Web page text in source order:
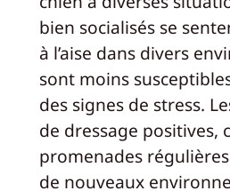
bien socialisés se
à l’aise dans divers
sont moins
des signes de stress.
de dressage positives,
promenades
de nouveaux